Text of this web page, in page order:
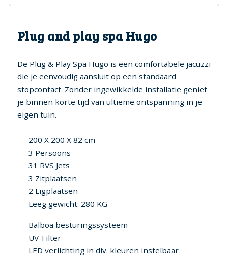
Plug and play spa Hugo
De Plug & Play Spa Hugo is een comfortabele jacuzzi
die je eenvoudig aansluit op een standaard
stopcontact. Zonder ingewikkelde installatie geniet
je binnen korte tijd van ultieme ontspanning in je
eigen tuin.
200 X 200 X 82 cm
3 Persoons
31 RVS Jets
3 Zitplaatsen
2 Ligplaatsen
Leeg gewicht: 280 KG
Balboa besturingssysteem
UV-Filter
LED verlichting in div. kleuren instelbaar